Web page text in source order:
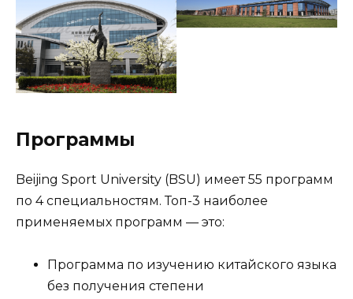
Программы
Beijing Sport University (BSU) имеет 55 программ
по 4 специальностям. Топ-3 наиболее
применяемых программ — это:
Программа по изучению китайского языка
без получения степени